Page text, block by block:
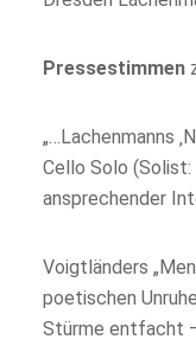
Pressestimmen
„…Lachenmanns
Cello Solo (Solist:
ansprechender
Voigtländers
poetischen
Stürme entfacht